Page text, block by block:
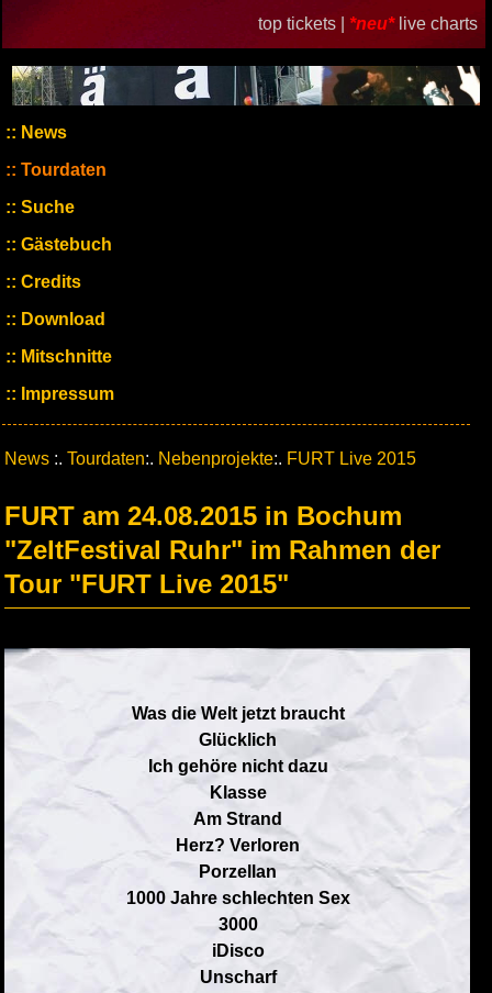
top tickets | *neu* live charts
News
Tourdaten
Suche
Gästebuch
Credits
Download
Mitschnitte
Impressum
News :. Tourdaten:. Nebenprojekte:. FURT Live 2015
FURT am 24.08.2015 in Bochum
"ZeltFestival Ruhr" im Rahmen der
Tour "FURT Live 2015"
Was die Welt jetzt braucht
Glücklich
Ich gehöre nicht dazu
Klasse
Am Strand
Herz? Verloren
Porzellan
1000 Jahre schlechten Sex
3000
iDisco
Unscharf